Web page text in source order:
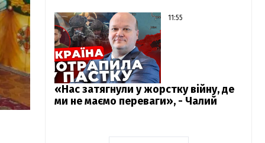
11:55
«Нас затягнули у жорстку війну, де
ми не маємо переваги», - Чалий